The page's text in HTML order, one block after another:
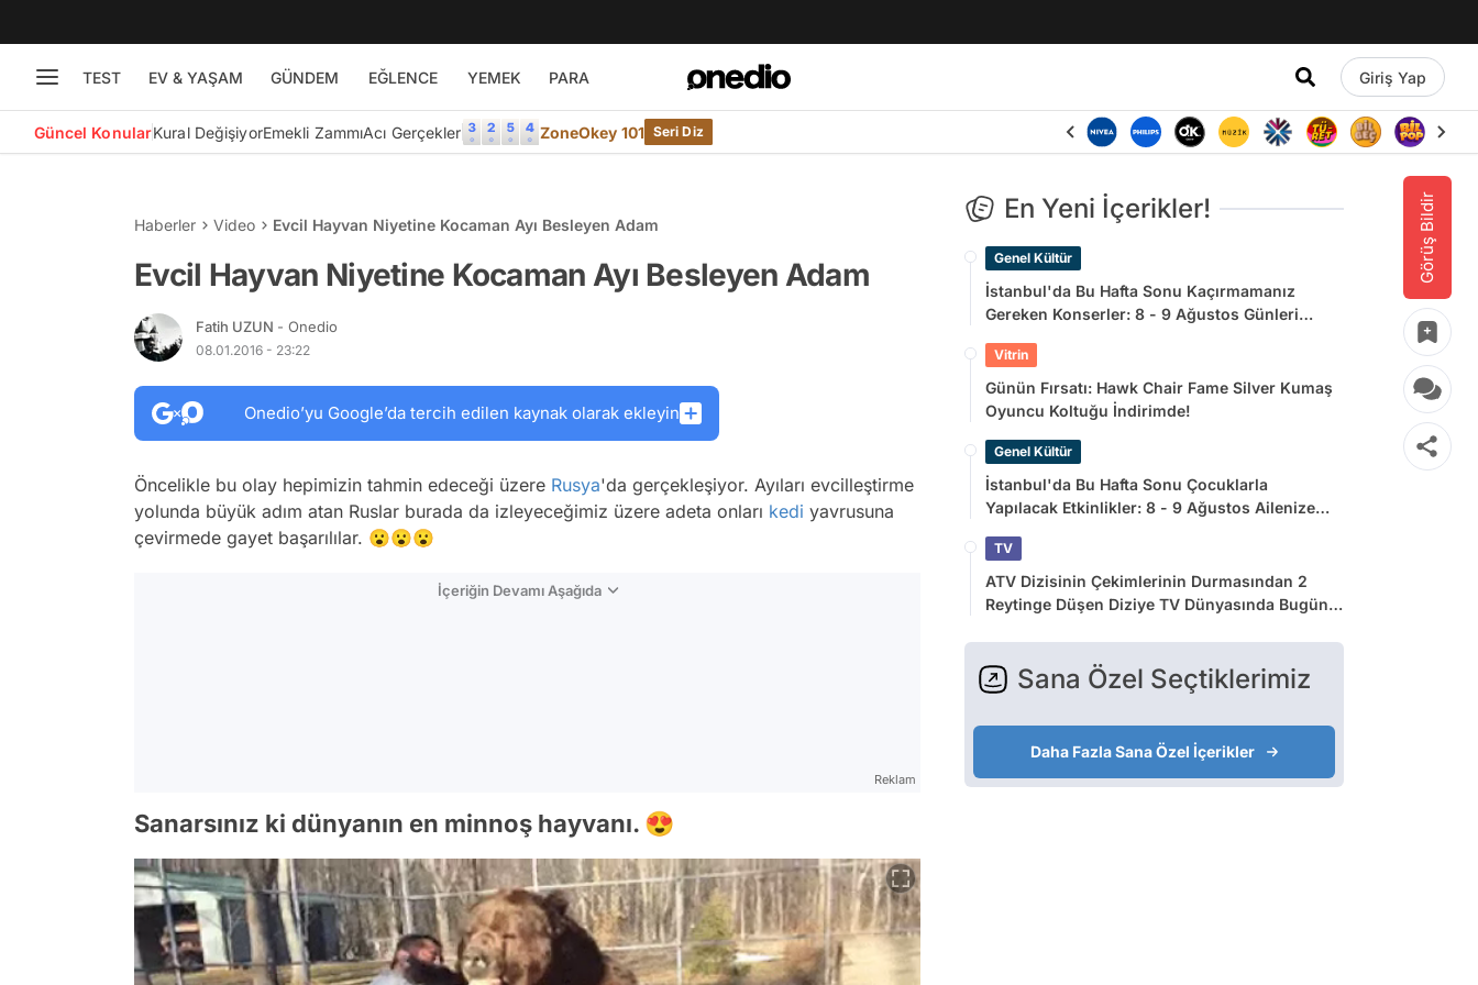
TEST EV & YAŞAM GÜNDEM EĞLENCE YEMEK PARA Giriş Yap
Güncel KonularKural DeğişiyorEmekli ZammıAcı Gerçekler ZoneOkey 101 Seri Diz
Görüş Bildir
Haberler Video Evcil Hayvan Niyetine Kocaman Ayı Besleyen Adam
Evcil Hayvan Niyetine Kocaman Ayı Besleyen Adam
Fatih UZUN - Onedio
08.01.2016 - 23:22
Onedio’yu Google’da tercih edilen kaynak olarak ekleyin
Öncelikle bu olay hepimizin tahmin edeceği üzere Rusya'da gerçekleşiyor. Ayıları evcilleştirme
yolunda büyük adım atan Ruslar burada da izleyeceğimiz üzere adeta onları kedi yavrusuna
çevirmede gayet başarılılar. 😮😮😮
İçeriğin Devamı Aşağıda
Reklam
Sanarsınız ki dünyanın en minnoş hayvanı. 😍
En Yeni İçerikler!
Genel Kültür
İstanbul'da Bu Hafta Sonu Kaçırmamanız
Gereken Konserler: 8 - 9 Ağustos Günleri
Vitrin
Günün Fırsatı: Hawk Chair Fame Silver Kumaş
Oyuncu Koltuğu İndirimde!
Genel Kültür
İstanbul'da Bu Hafta Sonu Çocuklarla
Yapılacak Etkinlikler: 8 - 9 Ağustos Ailenize
TV
ATV Dizisinin Çekimlerinin Durmasından 2
Reytinge Düşen Diziye TV Dünyasında Bugün
Sana Özel Seçtiklerimiz
Daha Fazla Sana Özel İçerikler